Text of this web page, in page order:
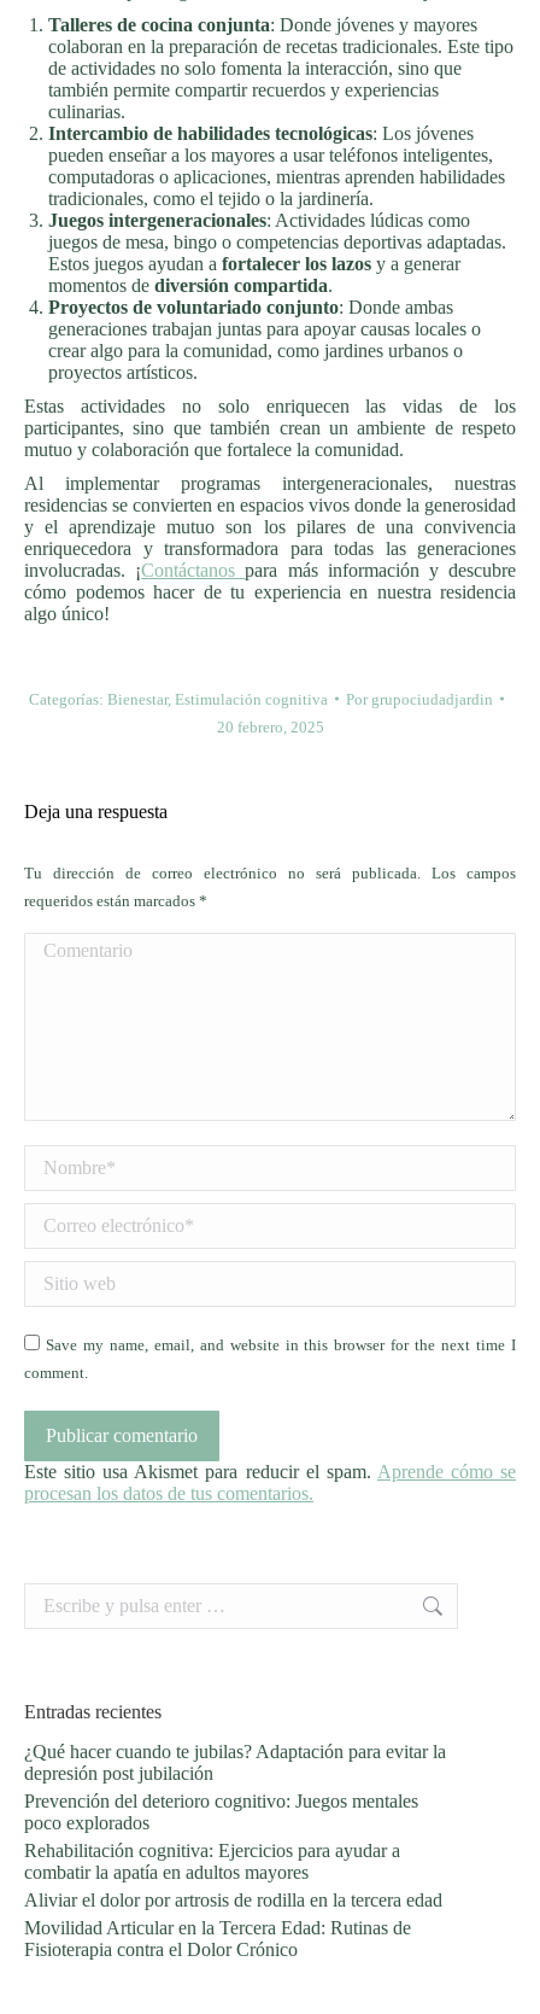
Talleres de cocina conjunta: Donde jóvenes y mayores
colaboran en la preparación de recetas tradicionales. Este tipo
de actividades no solo fomenta la interacción, sino que
también permite compartir recuerdos y experiencias
culinarias.
Intercambio de habilidades tecnológicas: Los jóvenes
pueden enseñar a los mayores a usar teléfonos inteligentes,
computadoras o aplicaciones, mientras aprenden habilidades
tradicionales, como el tejido o la jardinería.
Juegos intergeneracionales: Actividades lúdicas como
juegos de mesa, bingo o competencias deportivas adaptadas.
Estos juegos ayudan a fortalecer los lazos y a generar
momentos de diversión compartida.
Proyectos de voluntariado conjunto: Donde ambas
generaciones trabajan juntas para apoyar causas locales o
crear algo para la comunidad, como jardines urbanos o
proyectos artísticos.
Estas actividades no solo enriquecen las vidas de los
participantes, sino que también crean un ambiente de respeto
mutuo y colaboración que fortalece la comunidad.
Al implementar programas intergeneracionales, nuestras
residencias se convierten en espacios vivos donde la generosidad
y el aprendizaje mutuo son los pilares de una convivencia
enriquecedora y transformadora para todas las generaciones
involucradas. ¡Contáctanospara más información y descubre
cómo podemos hacer de tu experiencia en nuestra residencia
algo único!
Categorías: Bienestar, Estimulación cognitiva Por grupociudadjardin
20 febrero, 2025
Deja una respuesta
Tu dirección de correo electrónico no será publicada. Los campos
requeridos están marcados *
Comentario
Correo electrónico *
Save my name, email, and website in this browser for the next time I
comment.
Publicar comentario
Este sitio usa Akismet para reducir el spam. Aprende cómo se
procesan los datos de tus comentarios.
Entradas recientes
¿Qué hacer cuando te jubilas? Adaptación para evitar la
depresión post jubilación
Prevención del deterioro cognitivo: Juegos mentales
poco explorados
Rehabilitación cognitiva: Ejercicios para ayudar a
combatir la apatía en adultos mayores
Aliviar el dolor por artrosis de rodilla en la tercera edad
Movilidad Articular en la Tercera Edad: Rutinas de
Fisioterapia contra el Dolor Crónico